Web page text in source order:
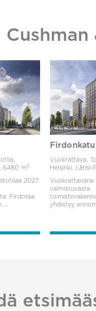
6480 m2
2027
Firdossa
Firdonkatu
Vuokrattava,
Helsinki, Länsi-
Vuokrattavana
valmistuvasta
yhdistyy